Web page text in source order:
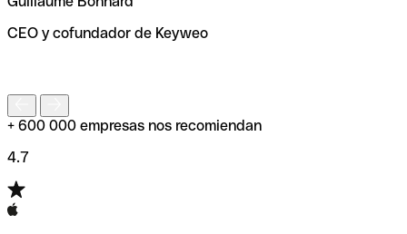
de enviar tu transferencia.
CEO y cofundador de Keyweo
+ 600 000 empresas nos recomiendan
4.7